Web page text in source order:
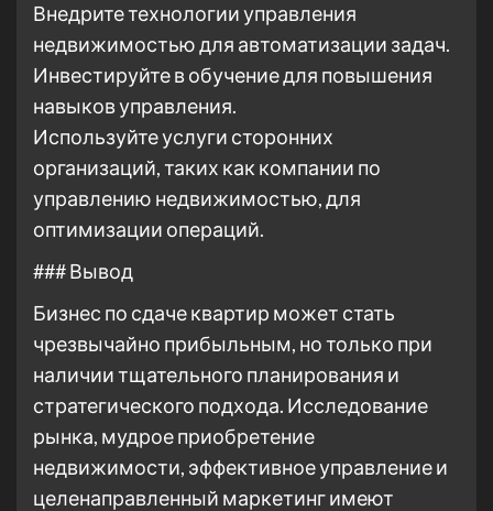
Внедрите технологии управления
недвижимостью для автоматизации задач.
Инвестируйте в обучение для повышения
навыков управления.
Используйте услуги сторонних
организаций, таких как компании по
управлению недвижимостью, для
оптимизации операций.
### Вывод
Бизнес по сдаче квартир может стать
чрезвычайно прибыльным, но только при
наличии тщательного планирования и
стратегического подхода. Исследование
рынка, мудрое приобретение
недвижимости, эффективное управление и
целенаправленный маркетинг имеют